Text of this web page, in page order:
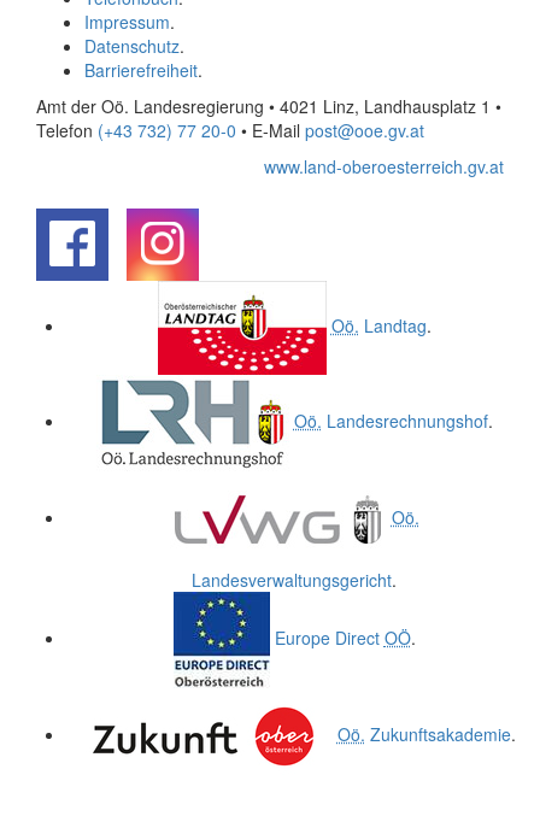
Impressum.
Datenschutz.
Barrierefreiheit.
Amt der Oö. Landesregierung • 4021 Linz, Landhausplatz 1 •
Telefon (+43 732) 77 20-0 • E-Mail post@ooe.gv.at
www.land-oberoesterreich.gv.at
Oö. Landtag.
Oö. Landesrechnungshof.
Oö.
Landesverwaltungsgericht.
Europe Direct OÖ.
Oö. Zukunftsakademie.